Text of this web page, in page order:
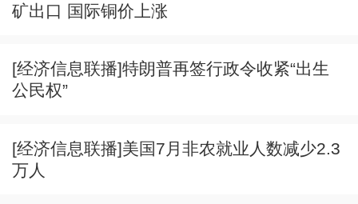
矿出口 国际铜价上涨
[经济信息联播]特朗普再签行政令收紧“出生
公民权”
[经济信息联播]美国7月非农就业人数减少2.3
万人